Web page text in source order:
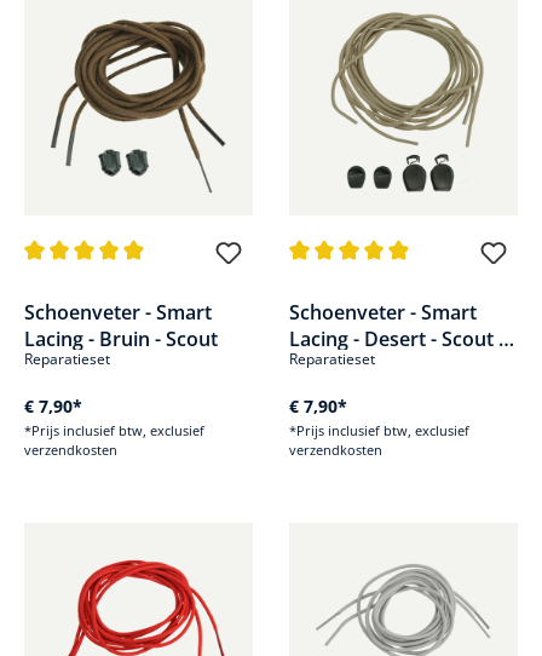
Schoenveter - Smart
Lacing - Bruin - Scout
Reparatieset
€ 7,90*
*Prijs inclusief btw, exclusief
verzendkosten
Schoenveter - Smart
Lacing - Desert - Scout &
Black Eagle Athletic 2.0
Reparatieset
€ 7,90*
*Prijs inclusief btw, exclusief
verzendkosten